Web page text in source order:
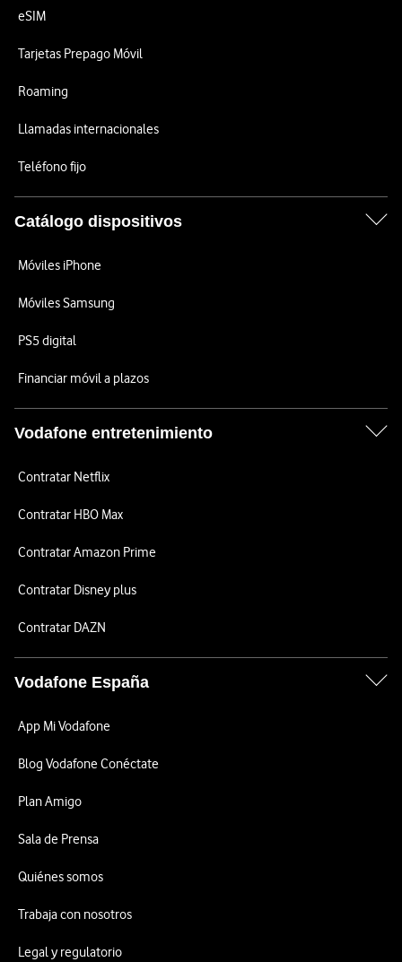
eSIM
Tarjetas Prepago Móvil
Roaming
Llamadas internacionales
Teléfono fijo
Catálogo dispositivos
Móviles iPhone
Móviles Samsung
PS5 digital
Financiar móvil a plazos
Vodafone entretenimiento
Contratar Netflix
Contratar HBO Max
Contratar Amazon Prime
Contratar Disney plus
Contratar DAZN
Vodafone España
App Mi Vodafone
Blog Vodafone Conéctate
Plan Amigo
Sala de Prensa
Quiénes somos
Trabaja con nosotros
Legal y regulatorio